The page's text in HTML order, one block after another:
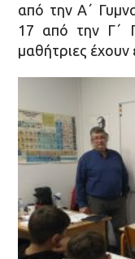
από την Α΄
17 από την Γ΄
μαθήτριες έχουν